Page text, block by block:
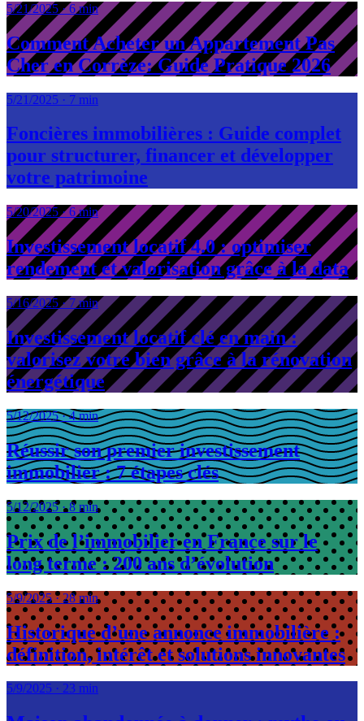
5/21/2025 · 6 min
Comment Acheter un Appartement Pas
Cher en Corrèze: Guide Pratique 2026
5/21/2025 · 7 min
Foncières immobilières : Guide complet
pour structurer, financer et développer
votre patrimoine
5/20/2025 · 6 min
Investissement locatif 4.0 : optimiser
rendement et valorisation grâce à la data
5/16/2025 · 7 min
Investissement locatif clé en main :
valorisez votre bien grâce à la rénovation
énergétique
5/12/2025 · 4 min
Réussir son premier investissement
immobilier : 7 étapes clés
5/12/2025 · 8 min
Prix de l’immobilier en France sur le
long terme : 200 ans d’évolution
5/9/2025 · 28 min
Historique d’une annonce immobilière :
définition, intérêt et solutions innovantes
5/9/2025 · 23 min